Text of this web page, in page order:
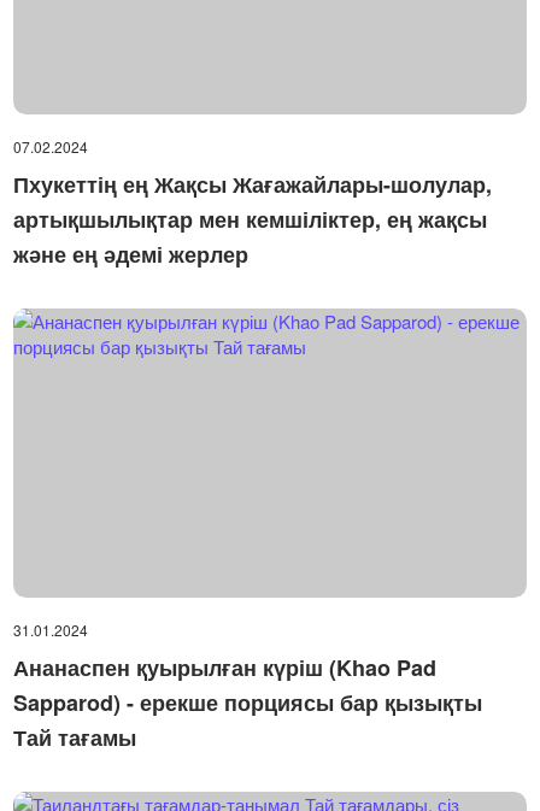
07.02.2024
Пхукеттің ең Жақсы Жағажайлары-шолулар,
артықшылықтар мен кемшіліктер, ең жақсы
және ең әдемі жерлер
31.01.2024
Ананаспен қуырылған күріш (Khao Pad
Sapparod) - ерекше порциясы бар қызықты
Тай тағамы